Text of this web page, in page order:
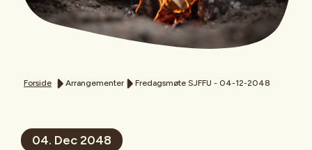
Forside Arrangementer Fredagsmøte SJFFU - 04-12-2048
04. Dec 2048